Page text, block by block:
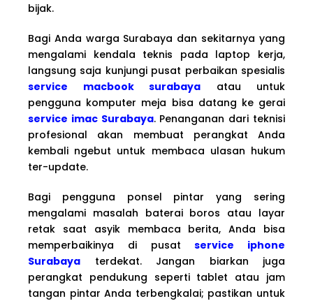
bijak.
Bagi Anda warga Surabaya dan sekitarnya yang
mengalami kendala teknis pada laptop kerja,
langsung saja kunjungi pusat perbaikan spesialis
service macbook surabaya atau untuk
pengguna komputer meja bisa datang ke gerai
service imac Surabaya. Penanganan dari teknisi
profesional akan membuat perangkat Anda
kembali ngebut untuk membaca ulasan hukum
ter-update.
Bagi pengguna ponsel pintar yang sering
mengalami masalah baterai boros atau layar
retak saat asyik membaca berita, Anda bisa
memperbaikinya di pusatservice iphone
Surabaya terdekat. Jangan biarkan juga
perangkat pendukung seperti tablet atau jam
tangan pintar Anda terbengkalai; pastikan untuk